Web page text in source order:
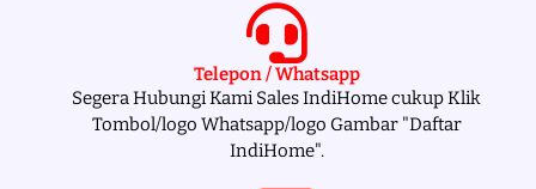
Telepon / Whatsapp
Segera Hubungi Kami Sales IndiHome cukup Klik
Tombol/logo Whatsapp/logo Gambar "Daftar
IndiHome".